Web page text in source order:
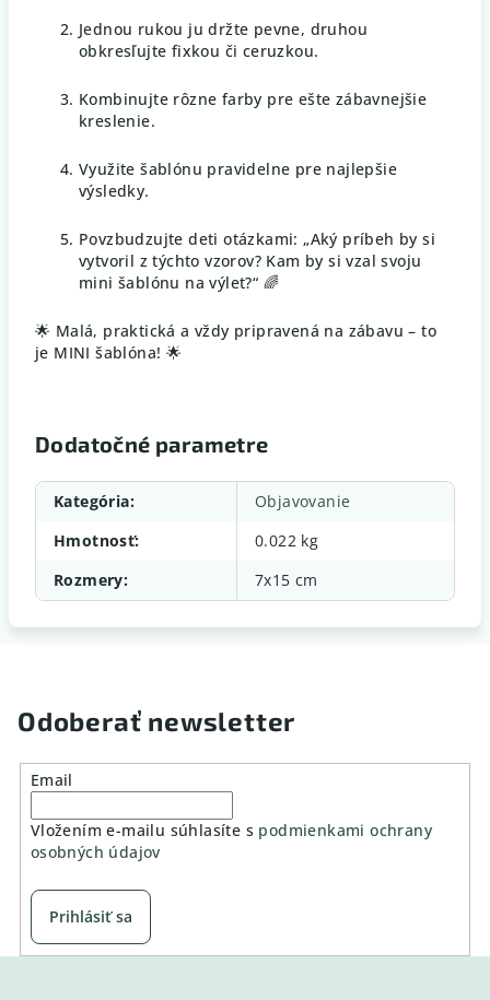
Jednou rukou ju držte pevne, druhou
obkresľujte fixkou či ceruzkou.
Kombinujte rôzne farby pre ešte zábavnejšie
kreslenie.
Využite šablónu pravidelne pre najlepšie
výsledky.
Povzbudzujte deti otázkami: „Aký príbeh by si
vytvoril z týchto vzorov? Kam by si vzal svoju
mini šablónu na výlet?“ 🌈
🌟 Malá, praktická a vždy pripravená na zábavu – to
je MINI šablóna! 🌟
Dodatočné parametre
Kategória:
Objavovanie
Hmotnosť:
0.022 kg
Rozmery: 7x15 cm
Odoberať newsletter
Email
Vložením e-mailu súhlasíte s podmienkami ochrany
osobných údajov
Prihlásiť sa